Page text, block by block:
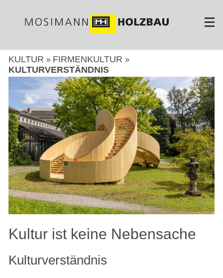
KULTUR
FIRMENKULTUR
KULTURVERSTÄNDNIS
Kultur ist keine Nebensache
Kulturverständnis